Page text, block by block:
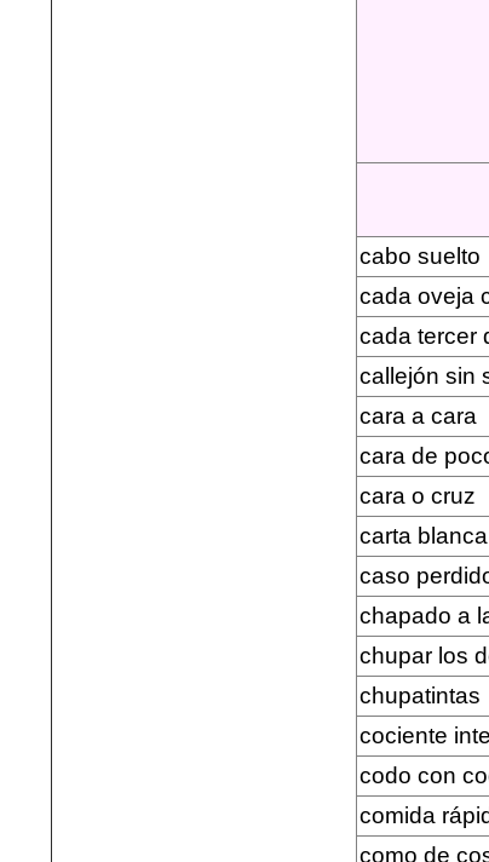
cabo suelto
cada oveja
cada tercer
callejón sin
cara a cara
cara de
cara o cruz
carta blanca
caso
chapado a
chupar los
chupatintas
cociente
codo con
comida
como de